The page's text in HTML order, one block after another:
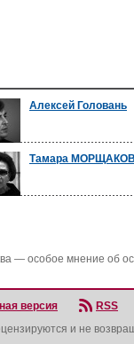
Алексей Головань
Тамара
— особое мнение об
версия
RSS
и не